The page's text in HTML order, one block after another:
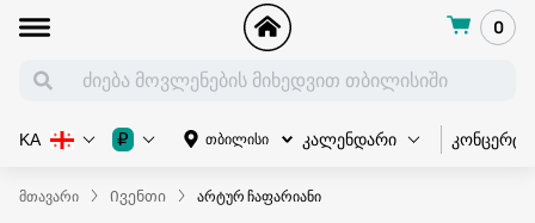
0
თბილისი კალენდარი კონცერტი
KA ₽
მთავარი Ივენთი არტურ ჩაფარიანი